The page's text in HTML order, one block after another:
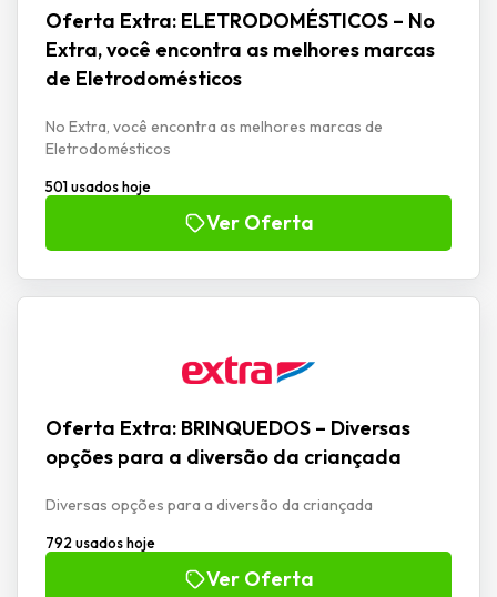
Oferta Extra: ELETRODOMÉSTICOS – No
Extra, você encontra as melhores marcas
de Eletrodomésticos
No Extra, você encontra as melhores marcas de
Eletrodomésticos
501 usados hoje
Ver Oferta
Oferta Extra: BRINQUEDOS – Diversas
opções para a diversão da criançada
Diversas opções para a diversão da criançada
792 usados hoje
Ver Oferta